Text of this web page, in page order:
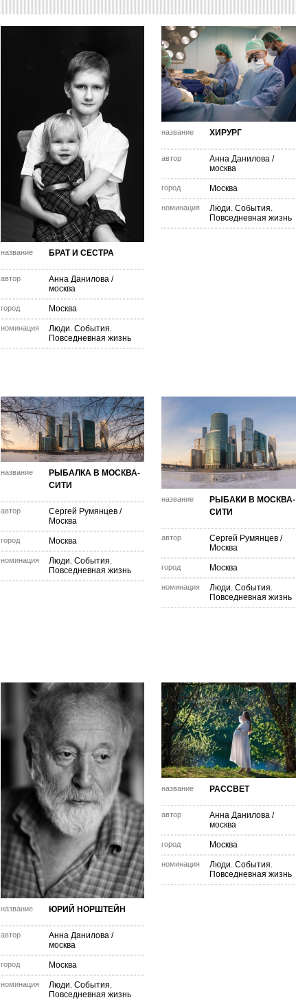
название БРАТ И СЕСТРА
автор Анна Данилова /
москва
город Москва
номинация
Люди. События.
Повседневная жизнь
название ХИРУРГ
автор Анна Данилова /
москва
город Москва
номинация
Люди. События.
Повседневная жизнь
название
РЫБАЛКА В МОСКВА-
СИТИ
автор Сергей Румянцев /
Москва
город Москва
номинация
Люди. События.
Повседневная жизнь
название
РЫБАКИ В МОСКВА-
СИТИ
автор Сергей Румянцев /
Москва
город Москва
номинация
Люди. События.
Повседневная жизнь
название ЮРИЙ НОРШТЕЙН
автор Анна Данилова /
москва
город Москва
номинация
Люди. События.
Повседневная жизнь
название РАССВЕТ
автор Анна Данилова /
москва
город Москва
номинация
Люди. События.
Повседневная жизнь